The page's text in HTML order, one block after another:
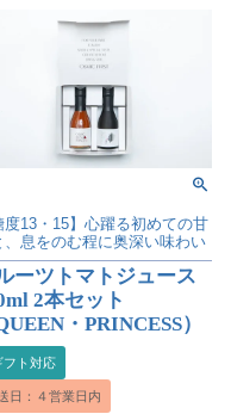
度13・15】心躍る初めての甘
、息をのむ程に奥深い味わい
ーツトマトジュース
2本セット
・PRINCESS）
フト対応
日：４営業日内